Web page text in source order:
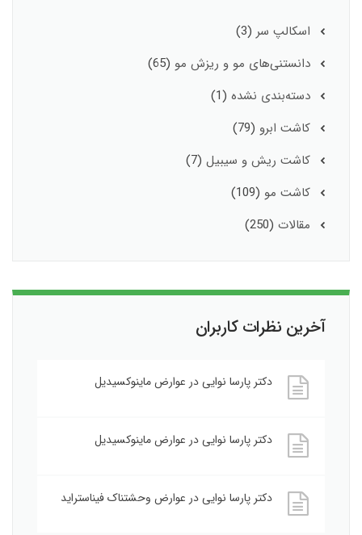
اسکالپ سر (3)
دانستنی‌های مو و ریزش مو (65)
دسته‌بندی نشده (1)
کاشت ابرو (79)
کاشت ریش و سیبیل (7)
کاشت مو (109)
مقالات (250)
آخرین نظرات کاربران
دکتر پارسا نواییدر عوارض ماینوکسیدیل
دکتر پارسا نواییدر عوارض ماینوکسیدیل
دکتر پارسا نواییدر عوارض وحشتناک فیناستراید